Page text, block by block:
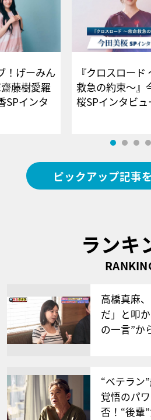
！げーみん
藤樹愛羅
SPインタ
『クロスロード
救急の約束～』
桜SPインタ
ピックアップ記事
ランキ
高橋真麻
だ」と叩
の一言”か
“ベテラン
覚悟のパ
否！“後輩